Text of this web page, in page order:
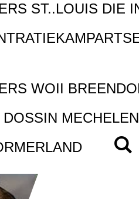
ST..LOUIS DIE
WOII
MECHELEN